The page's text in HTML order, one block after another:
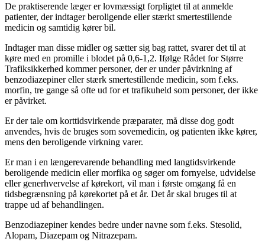
De praktiserende læger er lovmæssigt forpligtet til at anmelde
patienter, der indtager beroligende eller stærkt smertestillende
medicin og samtidig kører bil.
Indtager man disse midler og sætter sig bag rattet, svarer det til at
køre med en promille i blodet på 0,6-1,2. Ifølge Rådet for Større
Trafiksikkerhed kommer personer, der er under påvirkning af
benzodiazepiner eller stærk smertestillende medicin, som f.eks.
morfin, tre gange så ofte ud for et trafikuheld som personer, der ikke
er påvirket.
Er der tale om korttidsvirkende præparater, må disse dog godt
anvendes, hvis de bruges som sovemedicin, og patienten ikke kører,
mens den beroligende virkning varer.
Er man i en længerevarende behandling med langtidsvirkende
beroligende medicin eller morfika og søger om fornyelse, udvidelse
eller generhvervelse af kørekort, vil man i første omgang få en
tidsbegrænsning på kørekortet på et år. Det år skal bruges til at
trappe ud af behandlingen.
Benzodiazepiner kendes bedre under navne som f.eks. Stesolid,
Alopam, Diazepam og Nitrazepam.